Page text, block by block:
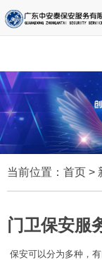
当前位置： 首页 >
门卫保安服
保安可以分为多种，